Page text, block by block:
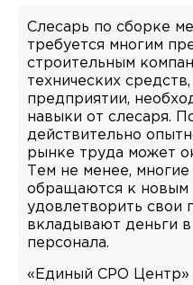
Слесарь по сборке
требуется многим
строительным
технических
предприятии,
навыки от слесаря.
действительно
рынке труда может
Тем не менее,
обращаются к новым
удовлетворить свои
вкладывают деньги в
персонала.
«Единый СРО Центр»